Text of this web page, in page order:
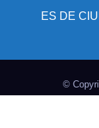
ES DE
©